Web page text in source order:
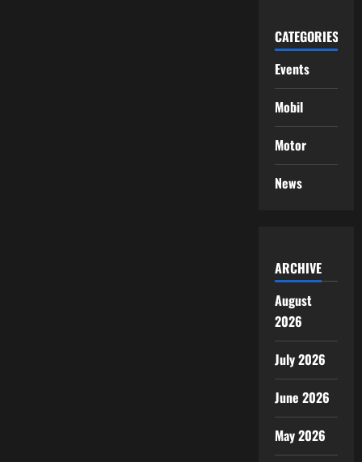
CATEGORIES
Events
Mobil
Motor
News
ARCHIVE
August
2026
July 2026
June 2026
May 2026